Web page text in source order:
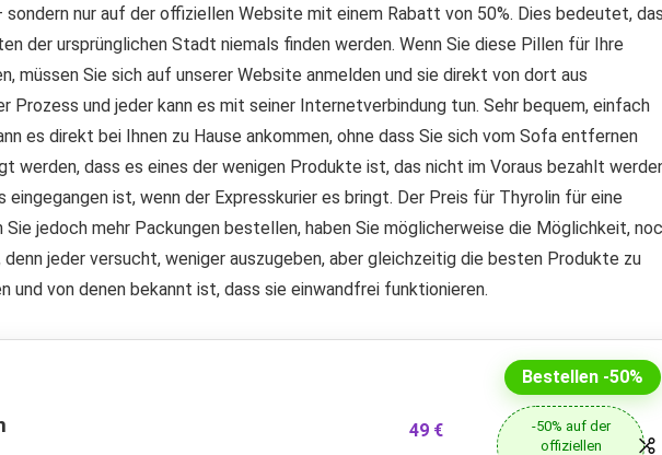
nur auf der offiziellen Website mit einem Rabatt von 50%. Dies bedeutet,
der ursprünglichen Stadt niemals finden werden. Wenn Sie diese Pillen für Ihre
müssen Sie sich auf unserer Website anmelden und sie direkt von dort aus
Prozess und jeder kann es mit seiner Internetverbindung tun. Sehr bequem, einfach
es direkt bei Ihnen zu Hause ankommen, ohne dass Sie sich vom Sofa entfernen
werden, dass es eines der wenigen Produkte ist, das nicht im Voraus bezahlt
eingegangen ist, wenn der Expresskurier es bringt. Der Preis für Thyrolin für eine
Sie jedoch mehr Packungen bestellen, haben Sie möglicherweise die Möglichkeit,
jeder versucht, weniger auszugeben, aber gleichzeitig die besten Produkte zu
und von denen bekannt ist, dass sie einwandfrei funktionieren.
49 €
Bestellen -50%
-50% auf der
offiziellen